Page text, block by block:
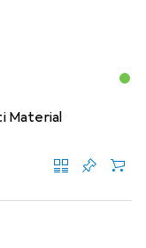
Material